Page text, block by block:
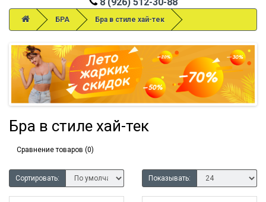
БРА Бра в стиле хай-тек
Бра в стиле хай-тек
Сравнение товаров (0)
Сортировать: Показывать: